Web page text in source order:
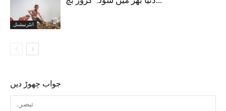
انٹرنیشنل
جواب چھوڑ دیں